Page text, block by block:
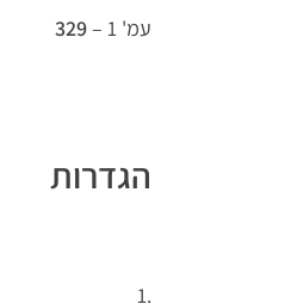
עמ' 1 – 329
הגדרות
.1